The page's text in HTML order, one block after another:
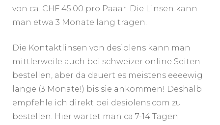
von ca. CHF 45.00 pro Paaar. Die Linsen kann
man etwa 3 Monate lang tragen.
Die Kontaktlinsen von desiolens kann man
mittlerweile auch bei schweizer online Seiten
bestellen, aber da dauert es meistens eeeewig
lange (3 Monate!) bis sie ankommen! Deshalb
empfehle ich direkt bei desiolens.com zu
bestellen. Hier wartet man ca 7-14 Tagen.